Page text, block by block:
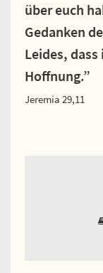
über euch
Gedanken
Leides,
Hoffnung.”
Jeremia 29,11